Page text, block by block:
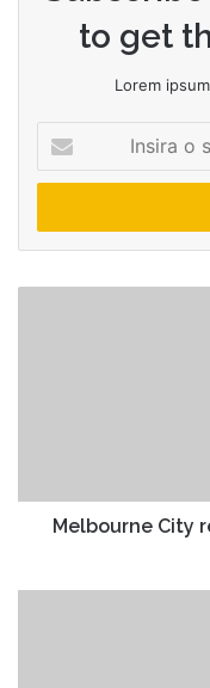
to get
Lorem
seu
de
email
AAMI
Melbourne City